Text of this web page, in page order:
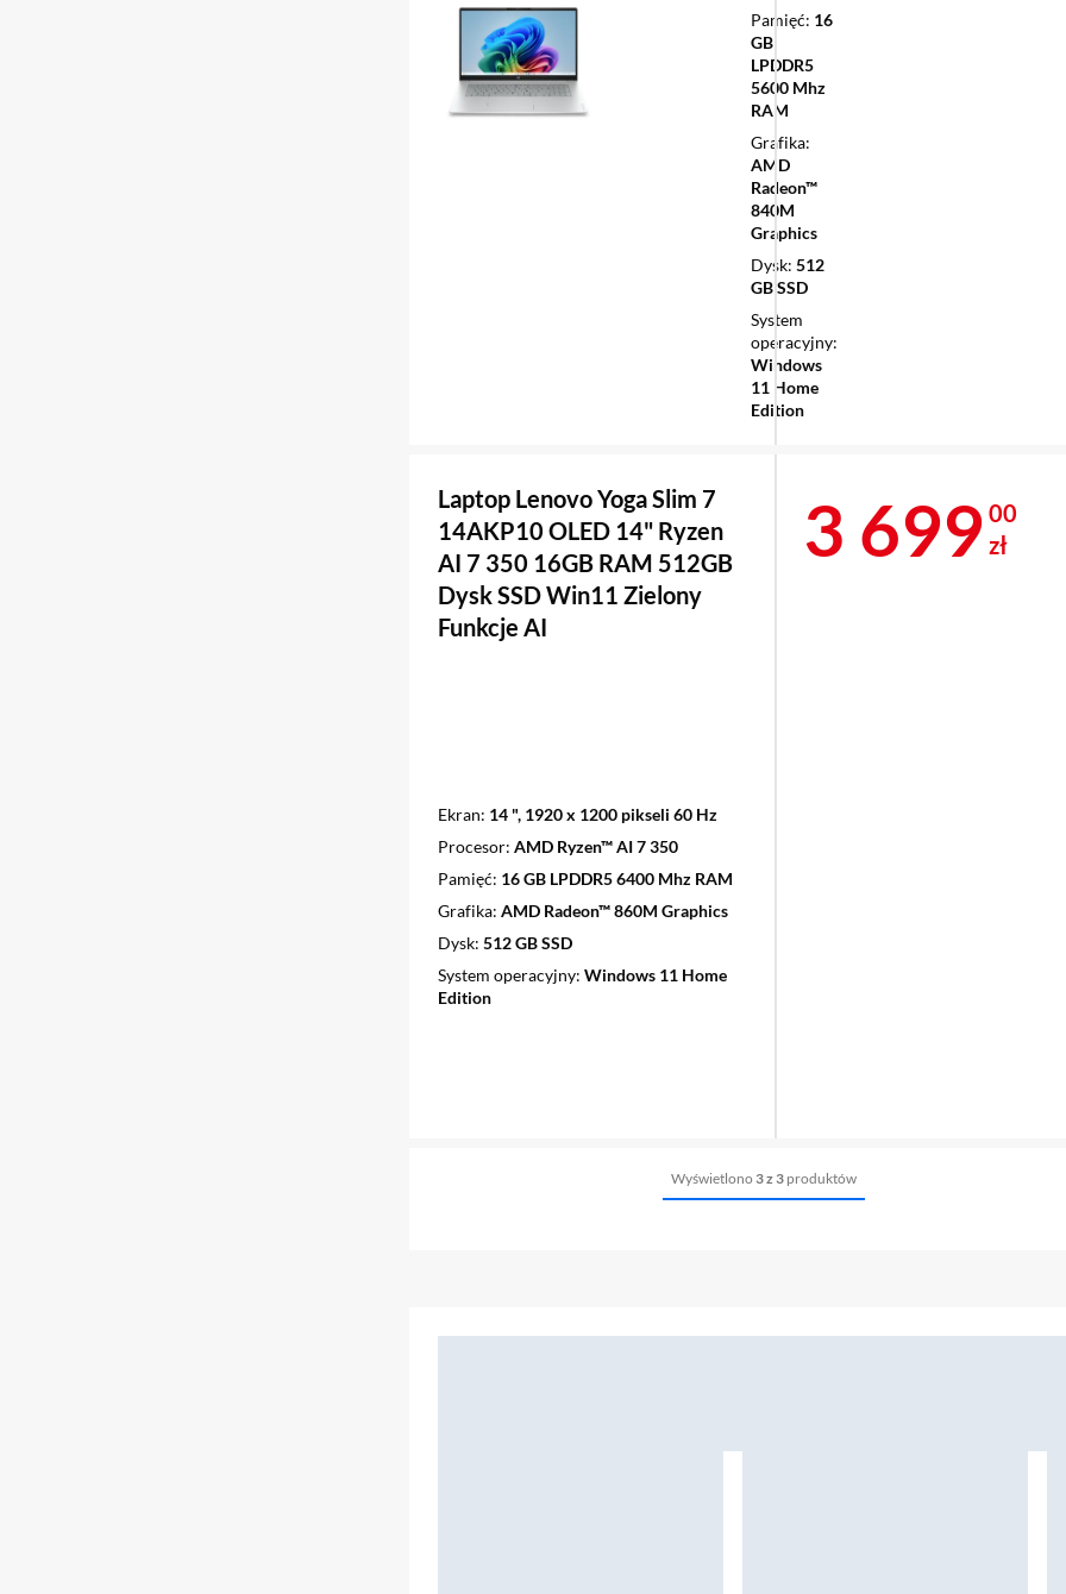
Pamięć 16
GB
LPDDR5
5600 Mhz
RAM
Grafika
AMD
Radeon™
840M
Graphics
Dysk 512
GB SSD
System
operacyjny
Windows
11 Home
Edition
Laptop Lenovo Yoga Slim 7
14AKP10 OLED 14" Ryzen
AI 7 350 16GB RAM 512GB
Dysk SSD Win11 Zielony
Funkcje AI
Ekran 14 ", 1920 x 1200 pikseli 60 Hz
Procesor AMD Ryzen™ AI 7 350
Pamięć 16 GB LPDDR5 6400 Mhz RAM
Grafika AMD Radeon™ 860M Graphics
Dysk 512 GB SSD
System operacyjny Windows 11 Home
Edition
Cena 3
3 699 00
zł
Wyświetlono 3 z 3 produktów